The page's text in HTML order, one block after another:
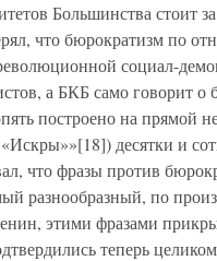
Большинства стоит
что бюрократизм по
социал-
а БКБ само говорит о
построено на прямой
десятки и
что фразы против
разнообразный, по
этими фразами
теперь